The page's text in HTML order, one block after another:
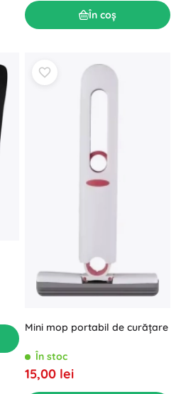
În coș
Mini mop portabil de curățare
În stoc
15,00 lei